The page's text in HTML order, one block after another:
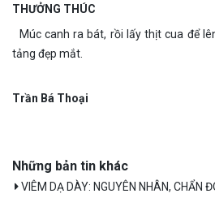
THƯỞNG THÚC
Múc canh ra bát, rồi lấy thịt cua để
tảng đẹp mắt.
Trần Bá Thoại
Những bản tin khác
VIÊM DẠ DÀY: NGUYÊN NHÂN, CHẨN